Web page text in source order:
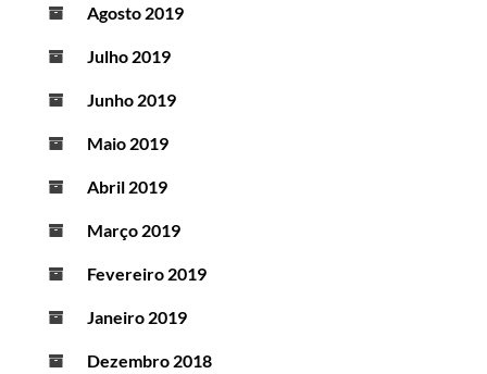
Agosto 2019
Julho 2019
Junho 2019
Maio 2019
Abril 2019
Março 2019
Fevereiro 2019
Janeiro 2019
Dezembro 2018